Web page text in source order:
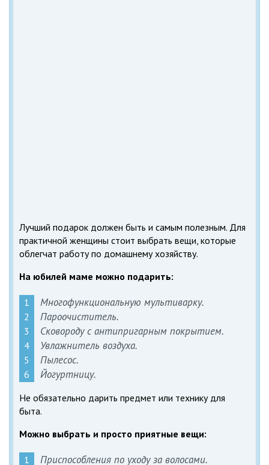
Лучший подарок должен быть и самым полезным. Для
практичной женщины стоит выбрать вещи, которые
облегчат работу по домашнему хозяйству.
На юбилей маме можно подарить:
Многофункциональную мультиварку.
Пароочиститель.
Сковороду с антипригарным покрытием.
Увлажнитель воздуха.
Пылесос.
Йогуртницу.
Не обязательно дарить предмет или технику для
быта.
Можно выбрать и просто приятные вещи:
Приспособления по уходу за волосами.